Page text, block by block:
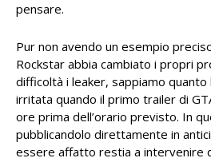
pensare.
Pur non avendo un esempio
Rockstar abbia cambiato i propri
difficoltà i leaker, sappiamo quanto
irritata quando il primo trailer di
ore prima dell’orario previsto. In
pubblicandolo direttamente in
essere affatto restia a intervenire